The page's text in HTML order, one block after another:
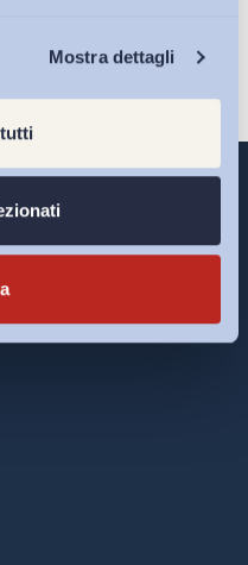
Mostra dettagli